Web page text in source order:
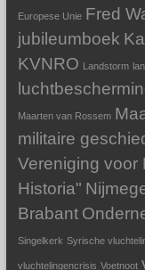
Europese Unie Fred
jubileumboek
KVNRO Landstorm
Maarten van Rossem
militaire
Vereniging voor
Historia"
Brabant
Singelkerk Syrische
vluchtelingencrisis Voetnoot